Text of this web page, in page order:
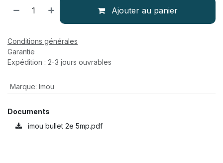
Ajouter au panier
Conditions générales
Garantie
Expédition : 2-3 jours ouvrables
Marque: Imou
Documents
imou bullet 2e 5mp.pdf